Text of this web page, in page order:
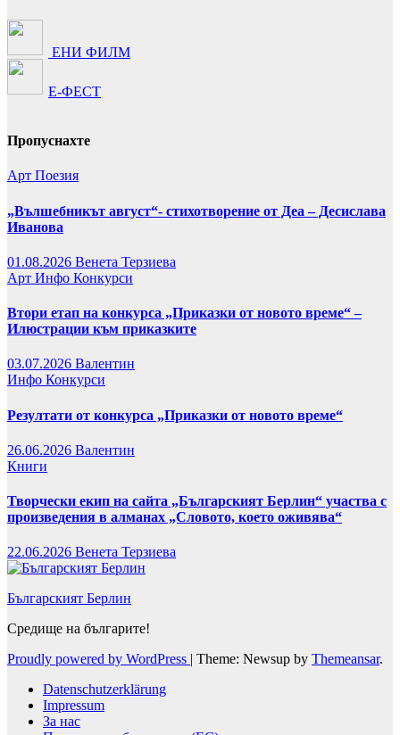
ЕНИ ФИЛМ
Е-ФЕСТ
Пропуснахте
Арт Поезия
„Вълшебникът август“- стихотворение от Деа – Десислава
Иванова
01.08.2026 Венета Терзиева
Арт Инфо Конкурси
Втори етап на конкурса „Приказки от новото време“ –
Илюстрации към приказките
03.07.2026 Валентин
Инфо Конкурси
Резултати от конкурса „Приказки от новото време“
26.06.2026 Валентин
Книги
Творчески екип на сайта „Българският Берлин“ участва с
произведения в алманах „Словото, което оживява“
22.06.2026 Венета Терзиева
Българският Берлин
Средище на българите!
Proudly powered by WordPress | Theme: Newsup by Themeansar.
Datenschutzerklärung
Impressum
За нас